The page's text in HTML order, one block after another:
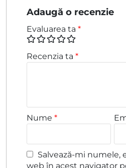
Adaugă o recenzie
Evaluarea ta *
Recenzia ta *
Nume *
Salvează-mi numele,
web în acest navigator